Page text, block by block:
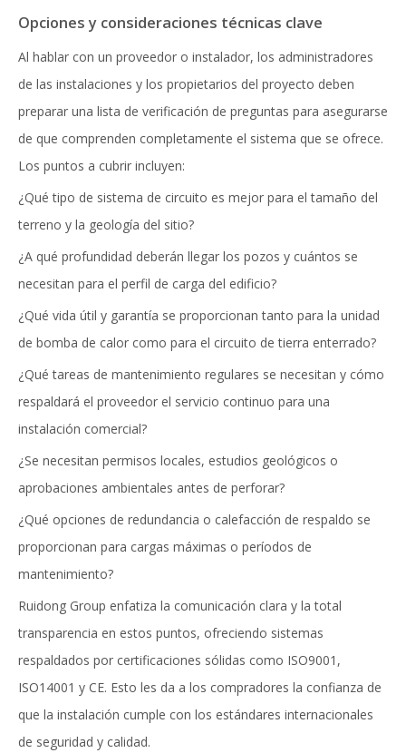
Opciones y consideraciones técnicas clave
Al hablar con un proveedor o instalador, los administradores
de las instalaciones y los propietarios del proyecto deben
preparar una lista de verificación de preguntas para asegurarse
de que comprenden completamente el sistema que se ofrece.
Los puntos a cubrir incluyen:
¿Qué tipo de sistema de circuito es mejor para el tamaño del
terreno y la geología del sitio?
¿A qué profundidad deberán llegar los pozos y cuántos se
necesitan para el perfil de carga del edificio?
¿Qué vida útil y garantía se proporcionan tanto para la unidad
de bomba de calor como para el circuito de tierra enterrado?
¿Qué tareas de mantenimiento regulares se necesitan y cómo
respaldará el proveedor el servicio continuo para una
instalación comercial?
¿Se necesitan permisos locales, estudios geológicos o
aprobaciones ambientales antes de perforar?
¿Qué opciones de redundancia o calefacción de respaldo se
proporcionan para cargas máximas o períodos de
mantenimiento?
Ruidong Group enfatiza la comunicación clara y la total
transparencia en estos puntos, ofreciendo sistemas
respaldados por certificaciones sólidas como ISO9001,
ISO14001 y CE. Esto les da a los compradores la confianza de
que la instalación cumple con los estándares internacionales
de seguridad y calidad.